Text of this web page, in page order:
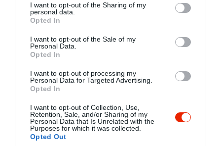
not limited to your visit or usage behaviour. You may click to
grant or deny consent to Google and its third-party tags to
use your data for below specified purposes in below Google
consent section.
I want to opt-out of the Sharing of my
personal data.
Opted In
I want to opt-out of the Sale of my
Personal Data.
Opted In
I want to opt-out of processing my
Personal Data for Targeted Advertising.
Opted In
I want to opt-out of Collection, Use,
Retention, Sale, and/or Sharing of my
Personal Data that Is Unrelated with the
Purposes for which it was collected.
Opted Out